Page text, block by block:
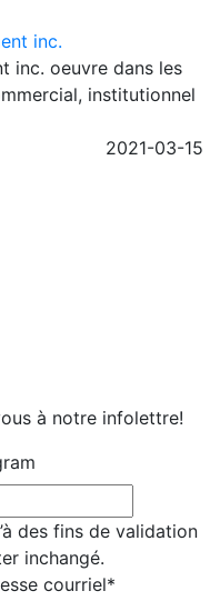
inc. oeuvre dans les
institutionnel
2021-03-15
à notre infolettre!
des fins de validation
inchangé.
courriel*